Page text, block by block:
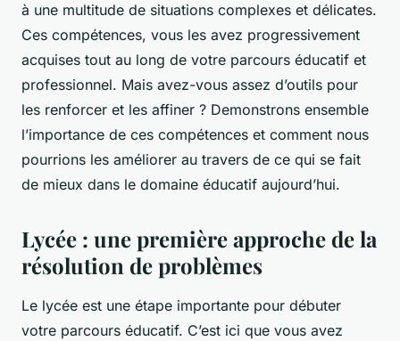
à une multitude de situations complexes et délicates.
Ces compétences, vous les avez progressivement
acquises tout au long de votre parcours éducatif et
professionnel. Mais avez-vous assez d’outils pour
les renforcer et les affiner ? Demonstrons ensemble
l’importance de ces compétences et comment nous
pourrions les améliorer au travers de ce qui se fait
de mieux dans le domaine éducatif aujourd’hui.
Lycée : une première approche de la
résolution de problèmes
Le lycée est une étape importante pour débuter
votre parcours éducatif. C’est ici que vous avez